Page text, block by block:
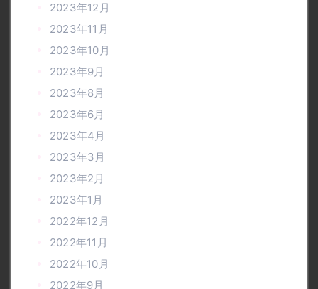
2023年12月
2023年11月
2023年10月
2023年9月
2023年8月
2023年6月
2023年4月
2023年3月
2023年2月
2023年1月
2022年12月
2022年11月
2022年10月
2022年9月